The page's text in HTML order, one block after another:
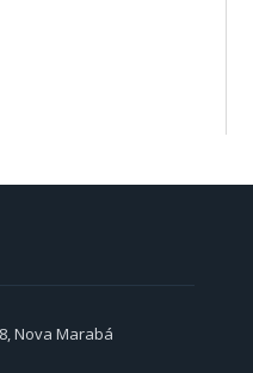
Nova Marabá